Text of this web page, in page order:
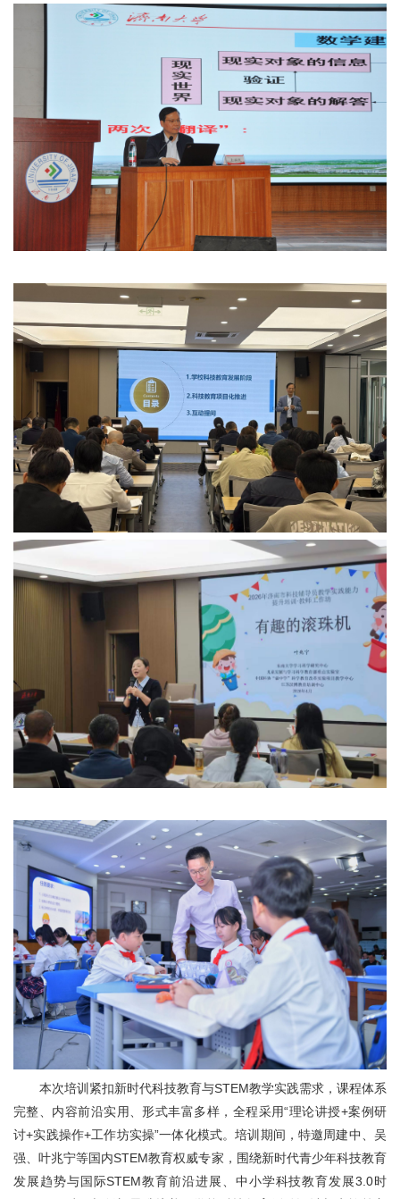
本次培训紧扣新时代科技教育与STEM教学实践需求，课程体系
完整、内容前沿实用、形式丰富多样，全程采用“理论讲授+案例研
讨+实践操作+工作坊实操”一体化模式。培训期间，特邀周建中、吴
强、叶兆宁等国内STEM教育权威专家，围绕新时代青少年科技教育
发展趋势与国际STEM教育前沿进展、中小学科技教育发展3.0时